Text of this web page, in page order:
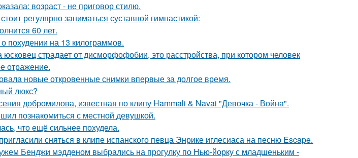
возраст - не приговор стилю.
регулярно заниматься суставной гимнастикой:
60 лет.
похудении на 13 килограммов.
страдает от дисморфофобии, это расстройства, при котором человек
отражение.
новые откровенные снимки впервые за долгое время.
люкс?
добромилова, известная по клипу Hammali & Navai "Девочка - Война".
познакомиться с местной девушкой.
что ещё сильнее похудела.
сняться в клипе испанского певца Энрике иглесиаса на песню Escape.
Бенджи мэдденом выбрались на прогулку по Нью-йорку с младшеньким -